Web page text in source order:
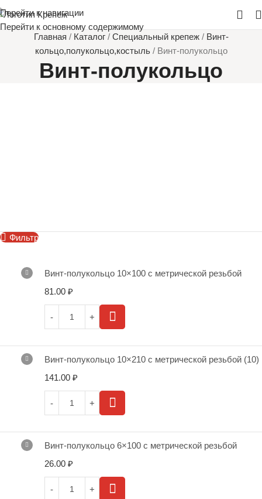
Перейти к навигации
Перейти к основному содержимому
Главная / Каталог/ Специальный крепеж/ Винт-
кольцо,полукольцо,костыль/ Винт-полукольцо
Винт-полукольцо
Фильтр
Винт-полукольцо 10×100 с метрической резьбой
81.00 ₽
Винт-полукольцо 10×210 с метрической резьбой (10)
141.00 ₽
Винт-полукольцо 6×100 с метрической резьбой
26.00 ₽